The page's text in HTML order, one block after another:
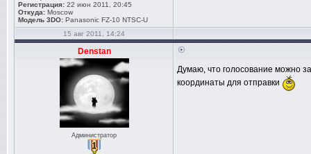
Регистрация: 22 июн 2011, 20:45
Откуда: Moscow
Модель 3DO: Panasonic FZ-10 NTSC-U
15 авг 2011, 14:24
Denstan
Администратор
Думаю, что голосование можно
координаты для отправки